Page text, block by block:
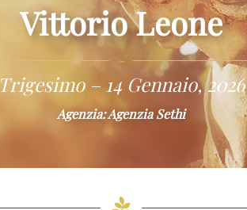
Vittorio Leone
~
Trigesimo – 14 Gennaio, 2026
Agenzia: Agenzia Sethi